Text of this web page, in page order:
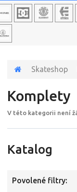
Skateshop
Komplety
V této kategorii není
Katalog
Povolené filtry: